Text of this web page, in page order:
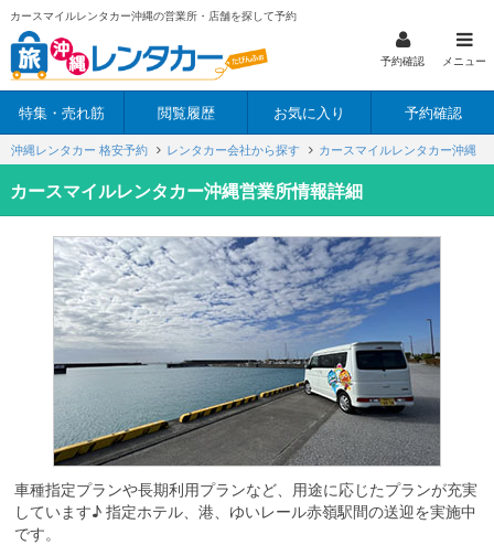
カースマイルレンタカー沖縄の営業所・店舗を探して予約
予約確認 メニュー
特集・売れ筋 閲覧履歴 お気に入り 予約確認
沖縄レンタカー 格安予約 レンタカー会社から探す カースマイルレンタカー沖縄
カースマイルレンタカー沖縄営業所情報詳細
車種指定プランや長期利用プランなど、用途に応じたプランが充実
しています♪ 指定ホテル、港、ゆいレール赤嶺駅間の送迎を実施中
です。